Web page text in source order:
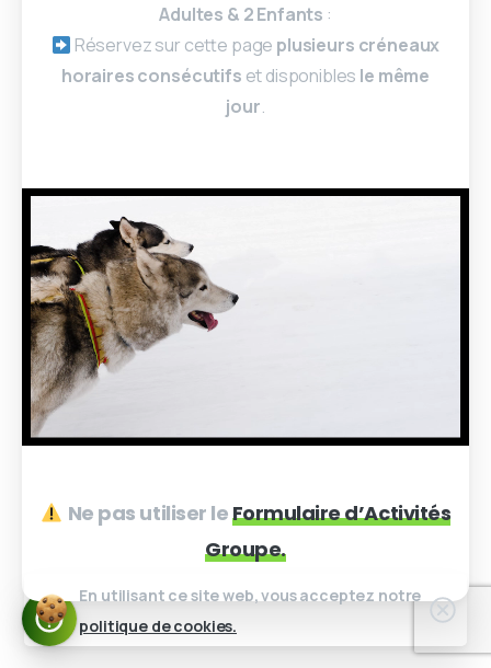
Adultes & 2 Enfants :
Réservez sur cette page plusieurs créneaux
horaires consécutifs et disponibles le même
jour.
Ne pas utiliser leFormulaire d’Activités
Groupe.
En utilisant ce site web, vous acceptez notre
politique de cookies.